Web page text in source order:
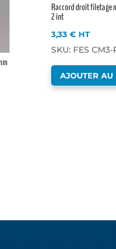
Raccord droit filetage
2 int
3,33€ HT
SKU: FES CM3-
AJOUTER AU